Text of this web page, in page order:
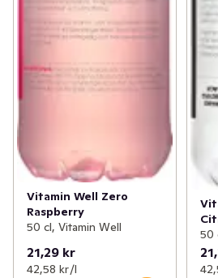
Vitamin Well Zero
Raspberry
50 cl, Vitamin Well
21,29 kr
42,58 kr /l
50